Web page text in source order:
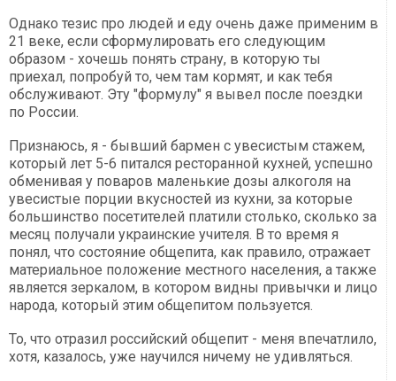
Однако тезис про людей и еду очень даже применим в
21 веке, если сформулировать его следующим
образом - хочешь понять страну, в которую ты
приехал, попробуй то, чем там кормят, и как тебя
обслуживают. Эту "формулу" я вывел после поездки
по России.
Признаюсь, я - бывший бармен с увесистым стажем,
который лет 5-6 питался ресторанной кухней, успешно
обменивая у поваров маленькие дозы алкоголя на
увесистые порции вкусностей из кухни, за которые
большинство посетителей платили столько, сколько за
месяц получали украинские учителя. В то время я
понял, что состояние общепита, как правило, отражает
материальное положение местного населения, а также
является зеркалом, в котором видны привычки и лицо
народа, который этим общепитом пользуется.
То, что отразил российский общепит - меня впечатлило,
хотя, казалось, уже научился ничему не удивляться.